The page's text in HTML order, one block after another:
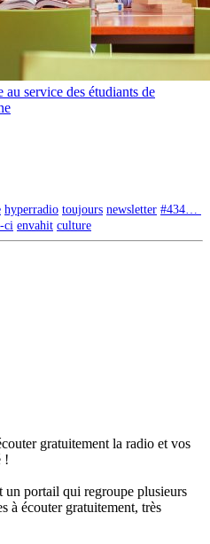
service des étudiants de
hyperradio toujours newsletter #434…
ci envahit culture
gratuitement la radio et vos
!
portail qui regroupe plusieurs
à écouter gratuitement, très